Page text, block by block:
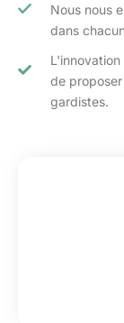
Nous nous
dans
de
gardistes.